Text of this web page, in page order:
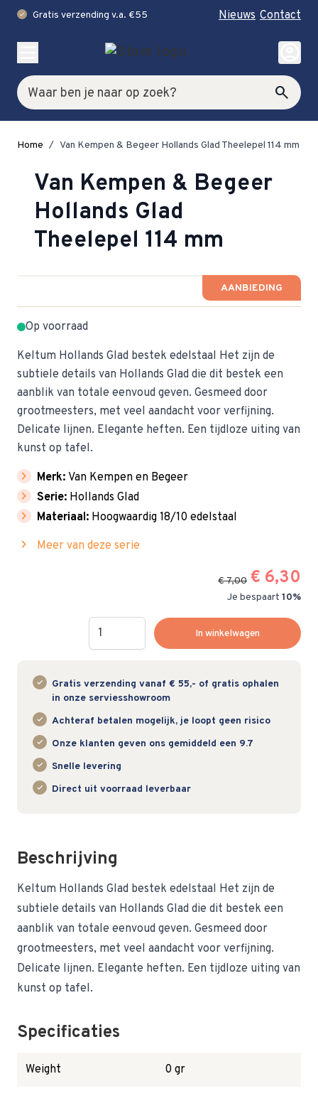
check Gratis verzending v.a. €55 Nieuws Contact
Zoek search
account_circle
Home / Van Kempen & Begeer Hollands Glad Theelepel 114 mm
Van Kempen & Begeer
Hollands Glad
Theelepel 114 mm
AANBIEDING
Op voorraad
Keltum Hollands Glad bestek edelstaal Het zijn de
subtiele details van Hollands Glad die dit bestek een
aanblik van totale eenvoud geven. Gesmeed door
grootmeesters, met veel aandacht voor verfijning.
Delicate lijnen. Elegante heften. Een tijdloze uiting van
kunst op tafel.
chevron_right Merk: Van Kempen en Begeer
chevron_right Serie: Hollands Glad
chevron_right Materiaal: Hoogwaardig 18/10 edelstaal
chevron_right Meer van deze serie
€ 7,00 € 6,30
Je bespaart 10%
Hoeveelheid
In winkelwagen
Gratis verzending vanaf € 55,- of gratis ophalen
in onze serviesshowroom
Achteraf betalen mogelijk, je loopt geen risico
Onze klanten geven ons gemiddeld een 9.7
Snelle levering
Direct uit voorraad leverbaar
Beschrijving
Keltum Hollands Glad bestek edelstaal Het zijn de
subtiele details van Hollands Glad die dit bestek een
aanblik van totale eenvoud geven. Gesmeed door
grootmeesters, met veel aandacht voor verfijning.
Delicate lijnen. Elegante heften. Een tijdloze uiting van
kunst op tafel.
Specificaties
Weight 0 gr